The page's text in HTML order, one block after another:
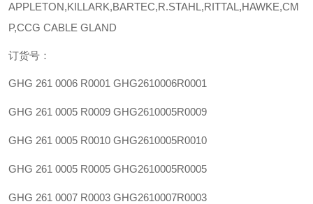
APPLETON,KILLARK,BARTEC,R.STAHL,RITTAL,HAWKE,CM
P,CCG CABLE GLAND
订货号：
GHG 261 0006 R0001 GHG2610006R0001
GHG 261 0005 R0009 GHG2610005R0009
GHG 261 0005 R0010 GHG2610005R0010
GHG 261 0005 R0005 GHG2610005R0005
GHG 261 0007 R0003 GHG2610007R0003